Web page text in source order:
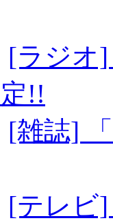
[ラジオ
!!
[雑誌]
[テレビ